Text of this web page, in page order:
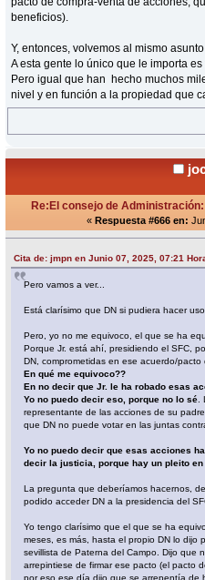
beneficios).
Y, entonces, volvemos al mismo
A esta gente lo único que le importa es
Pero igual que han hecho muchos
nivel y en función a la propiedad que
Re:El consejo de
« Respuesta #666 en:
Cita de: jmpn en Junio 07, 2025, 07:21
Pero vamos a ver...
Está clarísimo que DN si pudiera hacer
Pero, yo no me equivoco, el que se ha
Porque Jr. está ahí, presidiendo el SFC,
DN, comprometidas en ese acuerdo/pacto
En qué me equivoco??
En no decir que Jr. le ha robado esas
Yo no puedo decir eso, porque no lo sé
representante de las acciones de su
que DN no puede votar en las juntas
Yo no puedo decir que esas acciones
decir la justicia, porque hay un pleito en
La pregunta que deberíamos hacernos,
podido acceder DN a la presidencia del
Yo tengo clarísimo que el que se ha
meses, es más, hasta el propio DN lo dijo
sevillista de Paterna del Campo. Dijo que
arrepintiese de firmar ese pacto (el pacto
por eso ese día dijo que se arrepentía de